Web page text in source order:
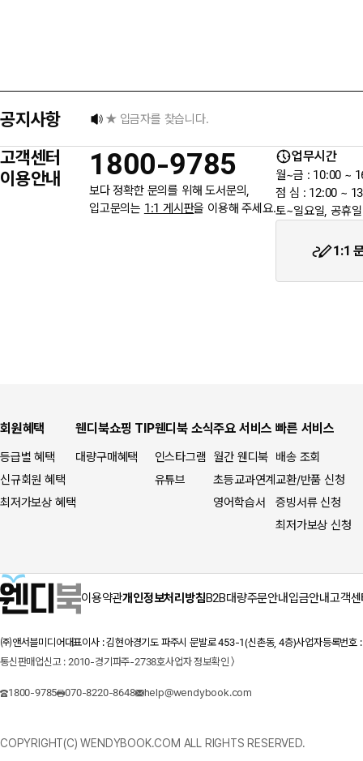
공지사항 ★ 입금자를 찾습니다.
6월 3일 지방선거일 휴무 안내
웬디북이 '주 7일 배송' 서비스를 시작합니다.
고객센터
이용안내
1800-9785
보다 정확한 문의를 위해 도서문의,
입고문의는 1:1 게시판을 이용해 주세요.
업무시간
월~금 : 10:00 ~
점 심 : 12:00 ~
토~일요일, 공휴
1:1
회원혜택
등급별 혜택
신규회원 혜택
최저가보상 혜택
웬디북쇼핑 TIP
대량구매혜택
웬디북 소식
인스타그램
유튜브
주요 서비스
월간 웬디북
초등교과연계
영어학습서
빠른 서비스
배송 조회
교환/반품 신청
증빙서류 신청
최저가보상 신청
이용약관개인정보처리방침B2B대량주문안내입금안내고객
㈜앤서블미디어 대표이사 : 김현아경기도 파주시 문발로 453-1(신촌동, 4층)사업자등록번
통신판매업신고 : 2010-경기파주-2738호사업자 정보확인 〉
1800-9785 070-8220-8648 help@wendybook.com
COPYRIGHT(C) WENDYBOOK.COM ALL RIGHTS RESERVED.